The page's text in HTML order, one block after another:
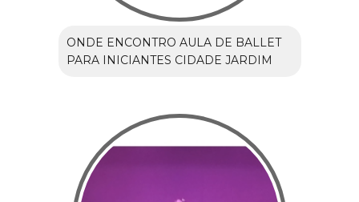
ONDE ENCONTRO AULA DE BALLET
PARA INICIANTES CIDADE JARDIM